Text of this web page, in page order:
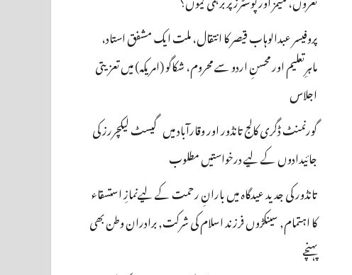
پروفیسر عبدالوہاب قیصر کا انتقال، ملت ایک مشفق استاد،
ماہرِتعلیم اور محسنِ اردو سے محروم، شکاگو (امریکہ) میں تعزیتی
اجلاس
گورنمنٹ ڈگری کالج تانڈور اور وقارآباد میں گیسٹ لیکچررز کی
جائیدادوں کے لیے درخواستیں مطلوب
تانڈور کی جدید عیدگاہ میں بارانِ رحمت کے لیےنمازِ استسقاء
کا اہتمام, سینکڑوں فرزند اسلام کی شرکت, برادران وطن بھی
پہنچے